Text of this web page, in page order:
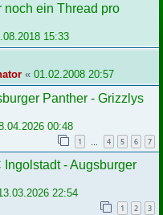
noch ein Thread pro
15:33
« 01.02.2008 20:57
Panther - Grizzlys
00:48
1 4 5 6 7
- Augsburger
22:54
1 2 3